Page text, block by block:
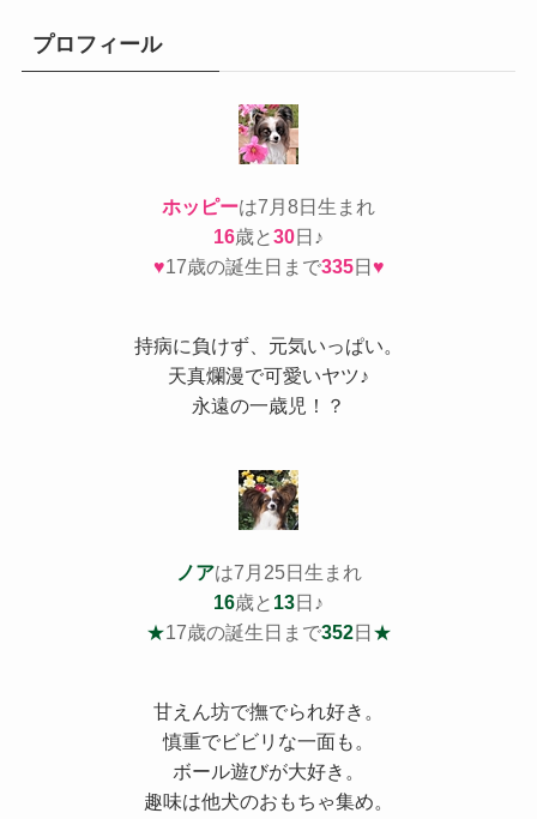
ープロフィール
ホッピーは7月8日生まれ
16歳と30日♪
♥17歳の誕生日まで335日♥
持病に負けず、元気いっぱい。
天真爛漫で可愛いヤツ♪
永遠の一歳児！？
ノアは7月25日生まれ
16歳と 13日♪
★17歳の誕生日まで352日 ★
甘えん坊で撫でられ好き。
慎重でビビリな一面も。
ボール遊びが大好き。
趣味は他犬のおもちゃ集め。